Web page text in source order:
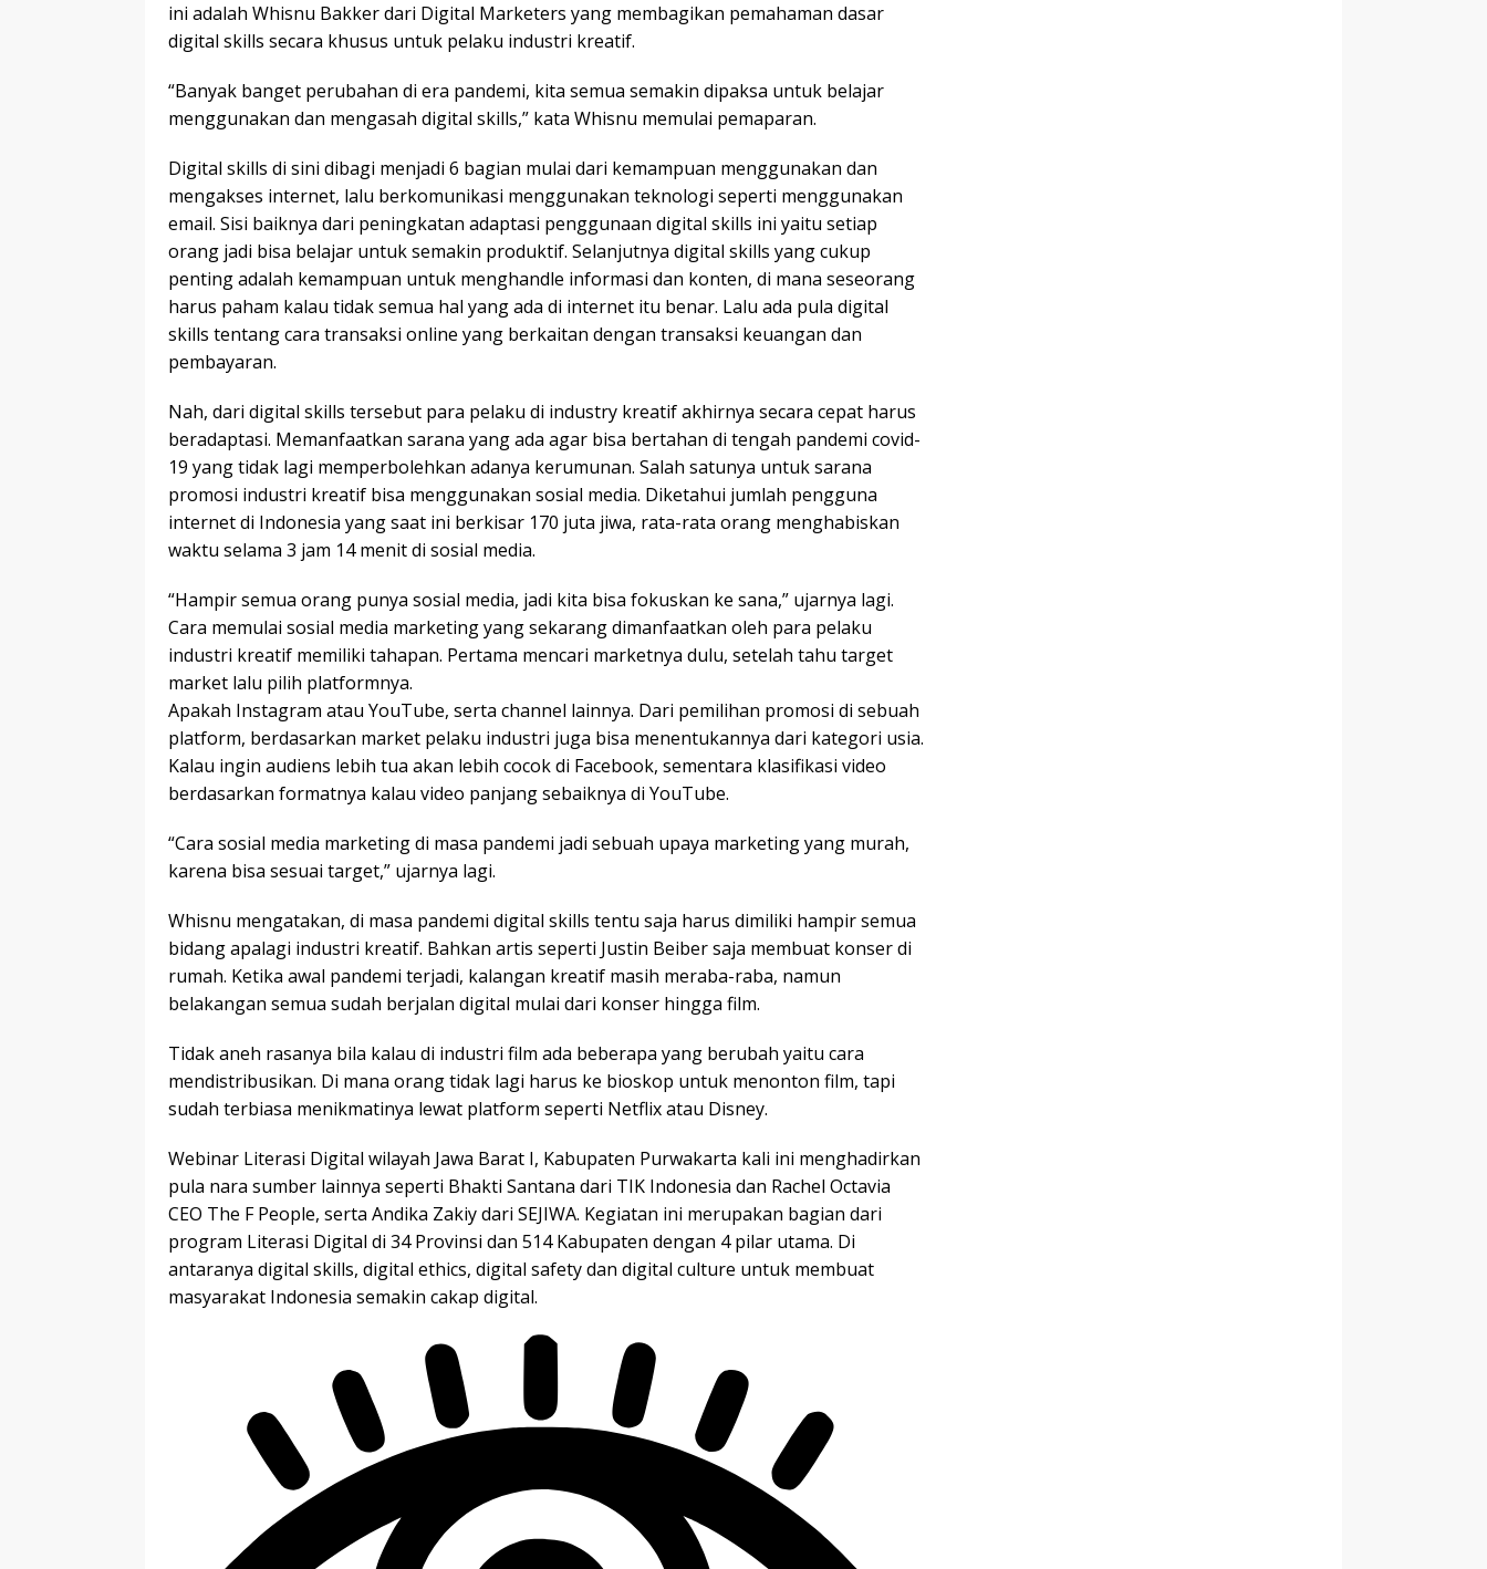
ini adalah Whisnu Bakker dari Digital Marketers yang membagikan pemahaman dasar
digital skills secara khusus untuk pelaku industri kreatif.
“Banyak banget perubahan di era pandemi, kita semua semakin dipaksa untuk belajar
menggunakan dan mengasah digital skills,” kata Whisnu memulai pemaparan.
Digital skills di sini dibagi menjadi 6 bagian mulai dari kemampuan menggunakan dan
mengakses internet, lalu berkomunikasi menggunakan teknologi seperti menggunakan
email. Sisi baiknya dari peningkatan adaptasi penggunaan digital skills ini yaitu setiap
orang jadi bisa belajar untuk semakin produktif. Selanjutnya digital skills yang cukup
penting adalah kemampuan untuk menghandle informasi dan konten, di mana seseorang
harus paham kalau tidak semua hal yang ada di internet itu benar. Lalu ada pula digital
skills tentang cara transaksi online yang berkaitan dengan transaksi keuangan dan
pembayaran.
Nah, dari digital skills tersebut para pelaku di industry kreatif akhirnya secara cepat harus
beradaptasi. Memanfaatkan sarana yang ada agar bisa bertahan di tengah pandemi covid-
19 yang tidak lagi memperbolehkan adanya kerumunan. Salah satunya untuk sarana
promosi industri kreatif bisa menggunakan sosial media. Diketahui jumlah pengguna
internet di Indonesia yang saat ini berkisar 170 juta jiwa, rata-rata orang menghabiskan
waktu selama 3 jam 14 menit di sosial media.
“Hampir semua orang punya sosial media, jadi kita bisa fokuskan ke sana,” ujarnya lagi.
Cara memulai sosial media marketing yang sekarang dimanfaatkan oleh para pelaku
industri kreatif memiliki tahapan. Pertama mencari marketnya dulu, setelah tahu target
market lalu pilih platformnya.
Apakah Instagram atau YouTube, serta channel lainnya. Dari pemilihan promosi di sebuah
platform, berdasarkan market pelaku industri juga bisa menentukannya dari kategori usia.
Kalau ingin audiens lebih tua akan lebih cocok di Facebook, sementara klasifikasi video
berdasarkan formatnya kalau video panjang sebaiknya di YouTube.
“Cara sosial media marketing di masa pandemi jadi sebuah upaya marketing yang murah,
karena bisa sesuai target,” ujarnya lagi.
Whisnu mengatakan, di masa pandemi digital skills tentu saja harus dimiliki hampir semua
bidang apalagi industri kreatif. Bahkan artis seperti Justin Beiber saja membuat konser di
rumah. Ketika awal pandemi terjadi, kalangan kreatif masih meraba-raba, namun
belakangan semua sudah berjalan digital mulai dari konser hingga film.
Tidak aneh rasanya bila kalau di industri film ada beberapa yang berubah yaitu cara
mendistribusikan. Di mana orang tidak lagi harus ke bioskop untuk menonton film, tapi
sudah terbiasa menikmatinya lewat platform seperti Netflix atau Disney.
Webinar Literasi Digital wilayah Jawa Barat I, Kabupaten Purwakarta kali ini menghadirkan
pula nara sumber lainnya seperti Bhakti Santana dari TIK Indonesia dan Rachel Octavia
CEO The F People, serta Andika Zakiy dari SEJIWA. Kegiatan ini merupakan bagian dari
program Literasi Digital di 34 Provinsi dan 514 Kabupaten dengan 4 pilar utama. Di
antaranya digital skills, digital ethics, digital safety dan digital culture untuk membuat
masyarakat Indonesia semakin cakap digital.